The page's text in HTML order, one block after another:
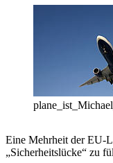
Eine Mehrheit der EU-
„Sicherheitslücke“ zu